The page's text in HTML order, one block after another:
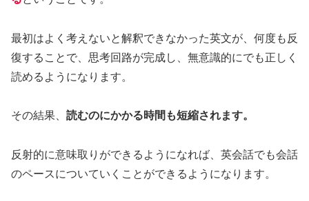
最初はよく考えないと解釈できなかった英文が、何度も反
復することで、思考回路が完成し、無意識的にでも正しく
読めるようになります。
その結果、 読むのにかかる時間も短縮されます。
反射的に意味取りができるようになれば、英会話でも会話
のペースについていくことができるようになります。